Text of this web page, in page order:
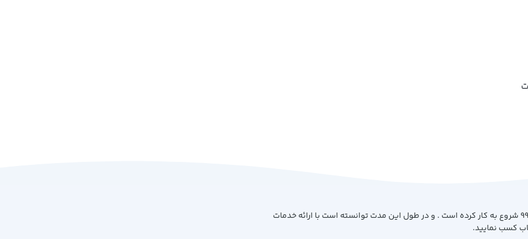
فروشگاه کتاب بیست با هدف ارائه کتاب با بهترین کیفیت و قیمت از سال 99 شروع به کار کرده است . و در طول این مدت توانسته است با ارائه خدمات
کسب نمایید.